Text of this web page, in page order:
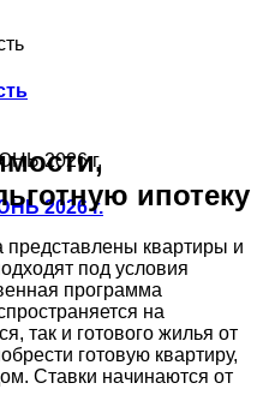
2026 г.
ипотеку
представлены квартиры и
под условия
программа
на
так и готового жилья от
готовую квартиру,
Ставки начинаются от